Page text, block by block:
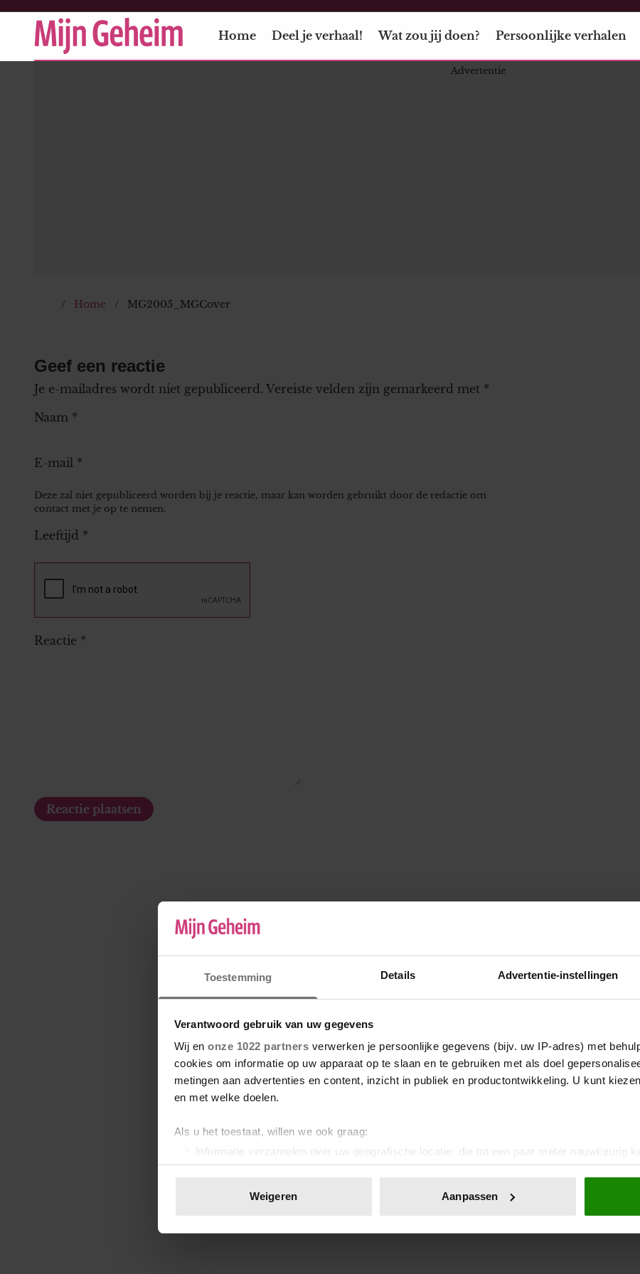
Toestemming Details Advertentie-instellingen
Verantwoord gebruik van uw gegevens
Wij en onze 1022 partners verwerken je persoonlijke gegevens (bijv. uw IP-adres) met
cookies om informatie op uw apparaat op te slaan en te gebruiken met als doel
metingen aan advertenties en content, inzicht in publiek en productontwikkeling. U kunt
en met welke doelen.
Als u het toestaat, willen we ook graag:
Informatie verzamelen over uw geografische locatie, die tot een paar meter nauwkeurig
Uw apparaat identificeren door het actief te scannen op specifieke eigenschappen
toestemming op elk moment wijzigen of intrekken in de Cookieverklaring.
We gebruiken cookies om content en advertenties te personaliseren, om functies voor social
websiteverkeer te analyseren. Ook delen we informatie over uw gebruik van onze site met
Weigeren Aanpassen
Home Deel je verhaal! Wat zou jij doen? Persoonlijke verhalen
Home MG2005_MGCover
Geef een reactie
Je e-mailadres wordt niet gepubliceerd. Vereiste velden zijn gemarkeerd met *
Naam *
E-mail *
Deze zal niet gepubliceerd worden bij je reactie, maar kan worden gebruikt door de redactie om
contact met je op te nemen.
Leeftijd *
Reactie *